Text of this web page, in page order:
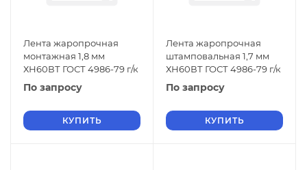
Лента жаропрочная
монтажная 1,8 мм
ХН60ВТ ГОСТ 4986-79 г/к
По запросу
КУПИТЬ
Лента жаропрочная
штамповальная 1,7 мм
ХН60ВТ ГОСТ 4986-79 г/к
По запросу
КУПИТЬ